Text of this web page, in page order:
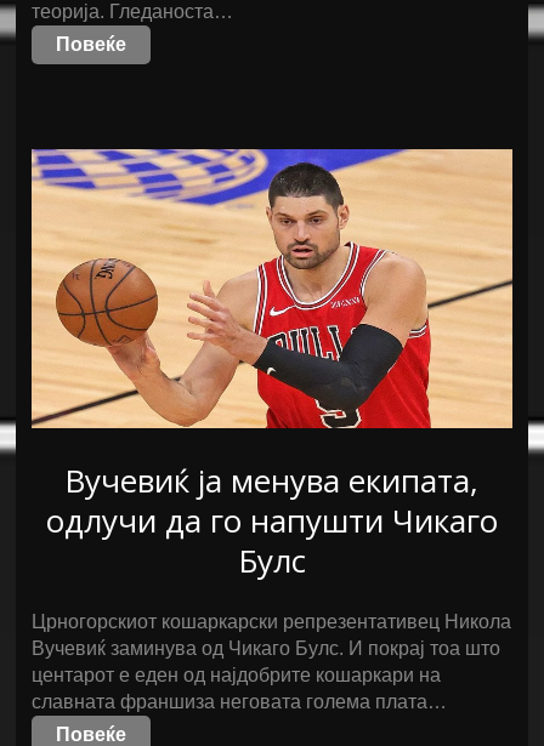
теорија. Гледаноста…
Повеќе
Вучевиќ ја менува екипата,
одлучи да го напушти Чикаго
Булс
Црногорскиот кошаркарски репрезентативец Никола
Вучевиќ заминува од Чикаго Булс. И покрај тоа што
центарот е еден од најдобрите кошаркари на
славната франшиза неговата голема плата…
Повеќе